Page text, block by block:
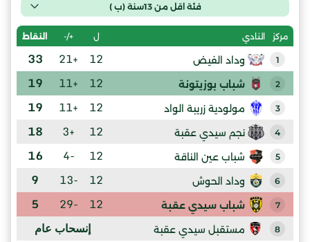
فئة اقل من 13سنة (ب )
مركز النادي ل +/- النقاط
1 وداد الفيض 12
+21
33
2 شباب بوزيتونة 12
+11
19
3 مولودية زريبة الواد 12
+11
19
4 نجم سيدي عقبة 12
+3
18
5 شباب عين الناقة 12
-4
16
6 وداد الحوش 12
-13
9
7 شباب سيدي عقبة 12
-29
5
8 مستقبل سيدي عقبة إنسحاب عام